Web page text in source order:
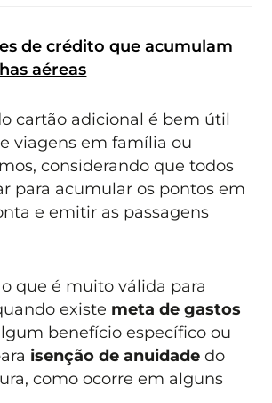
de crédito que acumulam
aéreas
cartão adicional é bem útil
viagens em família ou
considerando que todos
para acumular os pontos em
e emitir as passagens
que é muito válida para
existe meta de gastos
benefício específico ou
isenção de anuidade do
como ocorre em alguns